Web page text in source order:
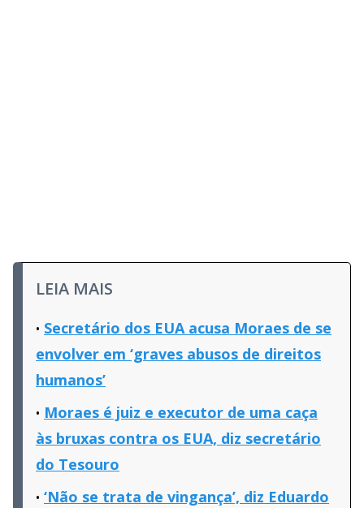
LEIA MAIS
Secretário dos EUA acusa Moraes de se
envolver em ‘graves abusos de direitos
humanos’
Moraes é juiz e executor de uma caça
às bruxas contra os EUA, diz secretário
do Tesouro
‘Não se trata de vingança’, diz Eduardo